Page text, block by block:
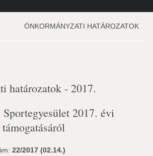
ÖNKORMÁNYZATI HATÁROZATOK
határozatok - 2017.
2017. évi
22/2017 (02.14.)